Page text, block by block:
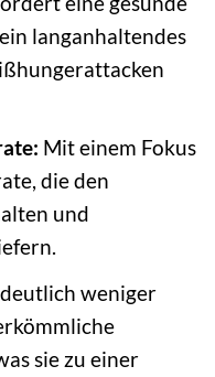
langanhaltendes
Mit einem Fokus
die den
und
weniger
sie zu einer